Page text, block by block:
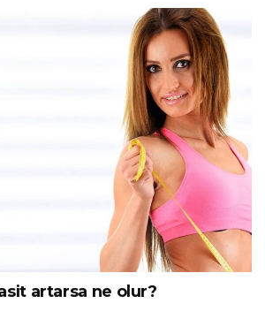
artarsa ne olur?